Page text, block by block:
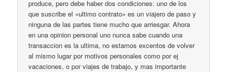
produce, pero debe haber dos condiciones: uno de los
que suscribe el «ultimo contrato» es un viajero de paso y
ninguna de las partes tiene mucho que arriesgar. Ahora
en una opinion personal uno nunca sabe cuando una
transaccion es la ultima, no estamos excentos de volver
al mismo lugar por motivos personales como por ej
vacaciones, o por viajes de trabajo, y mas importante